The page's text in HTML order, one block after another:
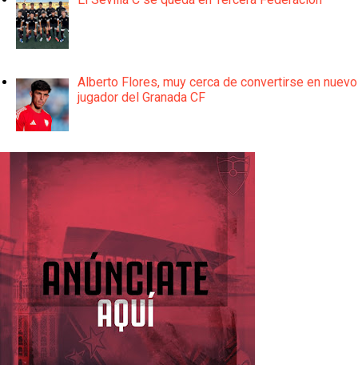
Alberto Flores, muy cerca de convertirse en nuevo
jugador del Granada CF